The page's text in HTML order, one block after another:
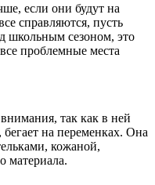
если они будут на
справляются, пусть
школьным сезоном, это
проблемные места
так как в ней
на переменках. Она
кожаной,
материала.